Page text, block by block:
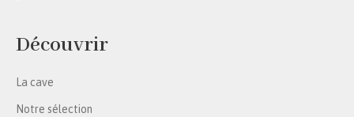
Découvrir
La cave
Notre sélection